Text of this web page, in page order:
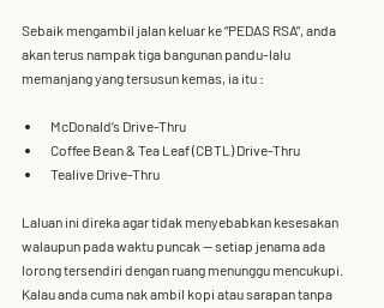
Sebaik mengambil jalan keluar ke “PEDAS RSA”, anda
akan terus nampak tiga bangunan pandu-lalu
memanjang yang tersusun kemas, ia itu :
McDonald’s Drive-Thru
Coffee Bean & Tea Leaf (CBTL) Drive-Thru
Tealive Drive-Thru
Laluan ini direka agar tidak menyebabkan kesesakan
walaupun pada waktu puncak — setiap jenama ada
lorong tersendiri dengan ruang menunggu mencukupi.
Kalau anda cuma nak ambil kopi atau sarapan tanpa